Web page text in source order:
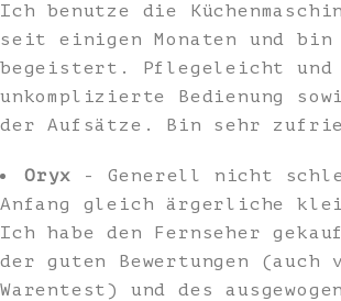
Ich benutze die
seit einigen Monaten und
begeistert. Pflegeleicht
unkomplizierte Bedienung
der Aufsätze. Bin sehr
Oryx - Generell nicht
Anfang gleich ärgerliche
Ich habe den Fernseher
der guten Bewertungen (auch
Warentest) und des